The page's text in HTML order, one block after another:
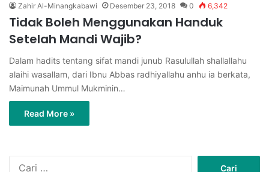
Zahir Al-Minangkabawi Desember 23, 2018 0 6,342
Tidak Boleh Menggunakan Handuk
Setelah Mandi Wajib?
Dalam hadits tentang sifat mandi junub Rasulullah shallallahu
alaihi wasallam, dari Ibnu Abbas radhiyallahu anhu ia berkata,
Maimunah Ummul Mukminin…
Read More »